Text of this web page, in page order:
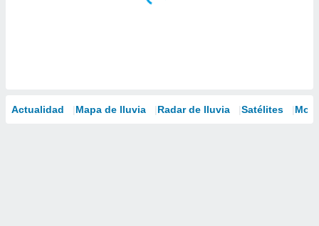
Actualidad Mapa de lluvia Radar de lluvia Satélites